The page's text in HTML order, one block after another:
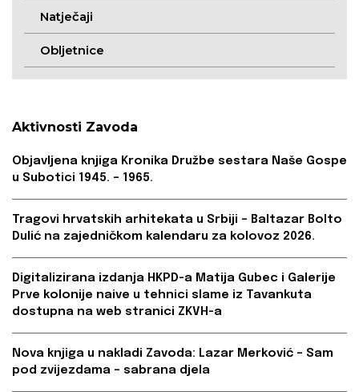
Natječaji
Obljetnice
Aktivnosti Zavoda
Objavljena knjiga Kronika Družbe sestara Naše Gospe
u Subotici 1945. – 1965.
Tragovi hrvatskih arhitekata u Srbiji – Baltazar Bolto
Dulić na zajedničkom kalendaru za kolovoz 2026.
Digitalizirana izdanja HKPD-a Matija Gubec i Galerije
Prve kolonije naive u tehnici slame iz Tavankuta
dostupna na web stranici ZKVH-a
Nova knjiga u nakladi Zavoda: Lazar Merković – Sam
pod zvijezdama – sabrana djela